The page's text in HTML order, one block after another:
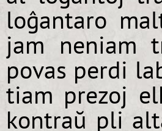
loĝantaro
jam neniam
povas perdi
tiam prezoj
kontraŭ pli